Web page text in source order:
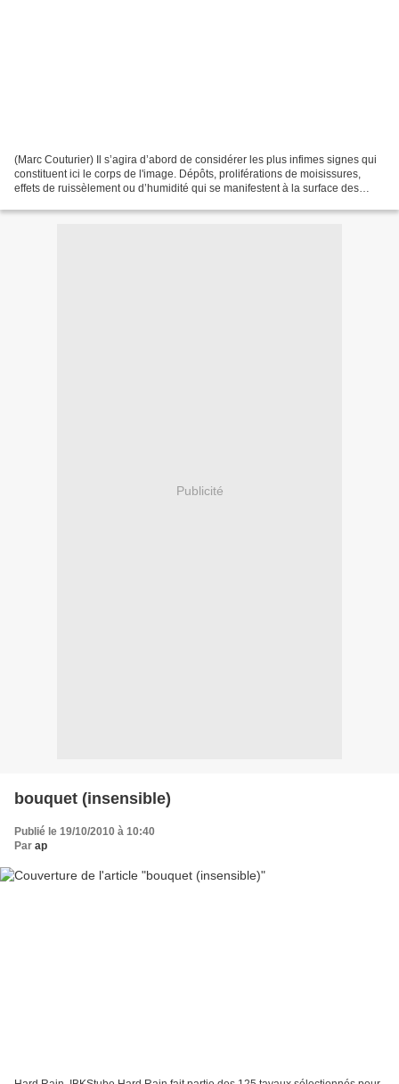
(Marc Couturier) Il s’agira d’abord de considérer les plus infimes signes qui
constituent ici le corps de l'image. Dépôts, proliférations de moisissures,
effets de ruissèlement ou d’humidité qui se manifestent à la surface des
Publicité
bouquet (insensible)
Publié le 19/10/2010 à 10:40
Par ap